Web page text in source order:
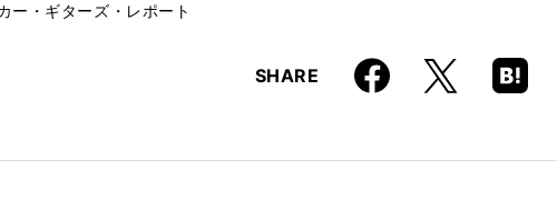
ー・ギターズ・レポート
SHARE Faceboo
k
X
Hatena
Boo